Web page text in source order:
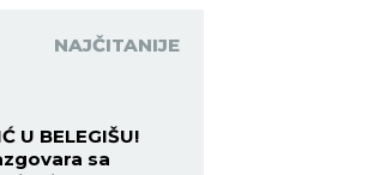
NAJČITANIJE
U BELEGIŠU!
sa